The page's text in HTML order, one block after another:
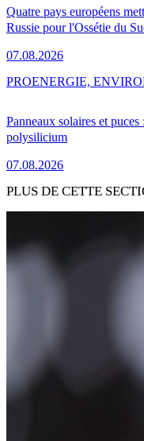
Quatre pays européens
Russie pour l'Ossétie du
07.08.2026
Panneaux solaires et
polysilicium
07.08.2026
PROENERGIE,
PLUS DE CETTE